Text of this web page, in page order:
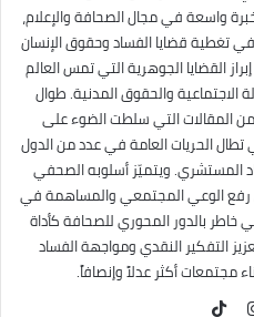
واسعة في مجال الصحافة والإعلام،
تغطية قضايا الفساد وحقوق الإنسان
القضايا الجوهرية التي تمس العالم
الاجتماعية والحقوق المدنية. طوال
المقالات التي سلطت الضوء على
تطال الحريات العامة في عدد من الدول
المستشري. ويتميّز أسلوبه الصحفي
رفع الوعي المجتمعي والمساهمة في
خاطر بالدور المحوري للصحافة كأداة
التفكير النقدي ومواجهة الفساد
مجتمعات أكثر عدلاً وإنصافاً.